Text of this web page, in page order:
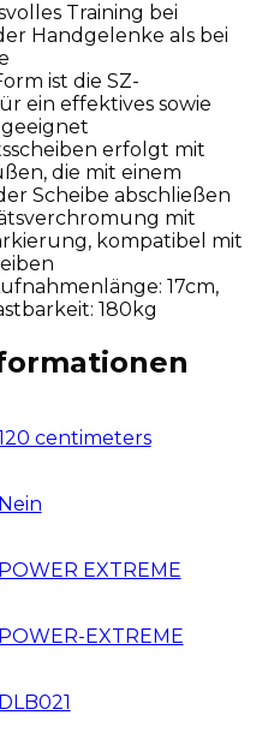
Training bei
Handgelenke als bei
ist die SZ-
ein effektives sowie
erfolgt mit
die mit einem
Scheibe abschließen
mit
kompatibel mit
17cm,
180kg
centimeters
Nein
POWER EXTREME
POWER-EXTREME
DLB021